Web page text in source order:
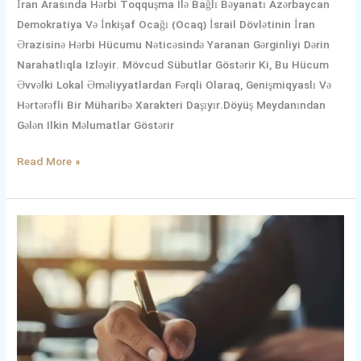
İran Arasında Hərbi Toqquşma Ilə Bağlı Bəyanatı Azərbaycan
Demokratiya Və İnkişaf Ocağı (Ocaq) İsrail Dövlətinin İran
Ərazisinə Hərbi Hücumu Nəticəsində Yaranan Gərginliyi Dərin
Narahatlıqla Izləyir. Mövcud Sübutlar Göstərir Ki, Bu Hücum
Əvvəlki Lokal Əməliyyatlardan Fərqli Olaraq, Genişmiqyaslı Və
Hərtərəfli Bir Müharibə Xarakteri Daşıyır.Döyüş Meydanından
Gələn Ilkin Məlumatlar Göstərir
Read More »
Qaşqay
Və
Türkmən
Təşkilatlarının
İranda
Türk